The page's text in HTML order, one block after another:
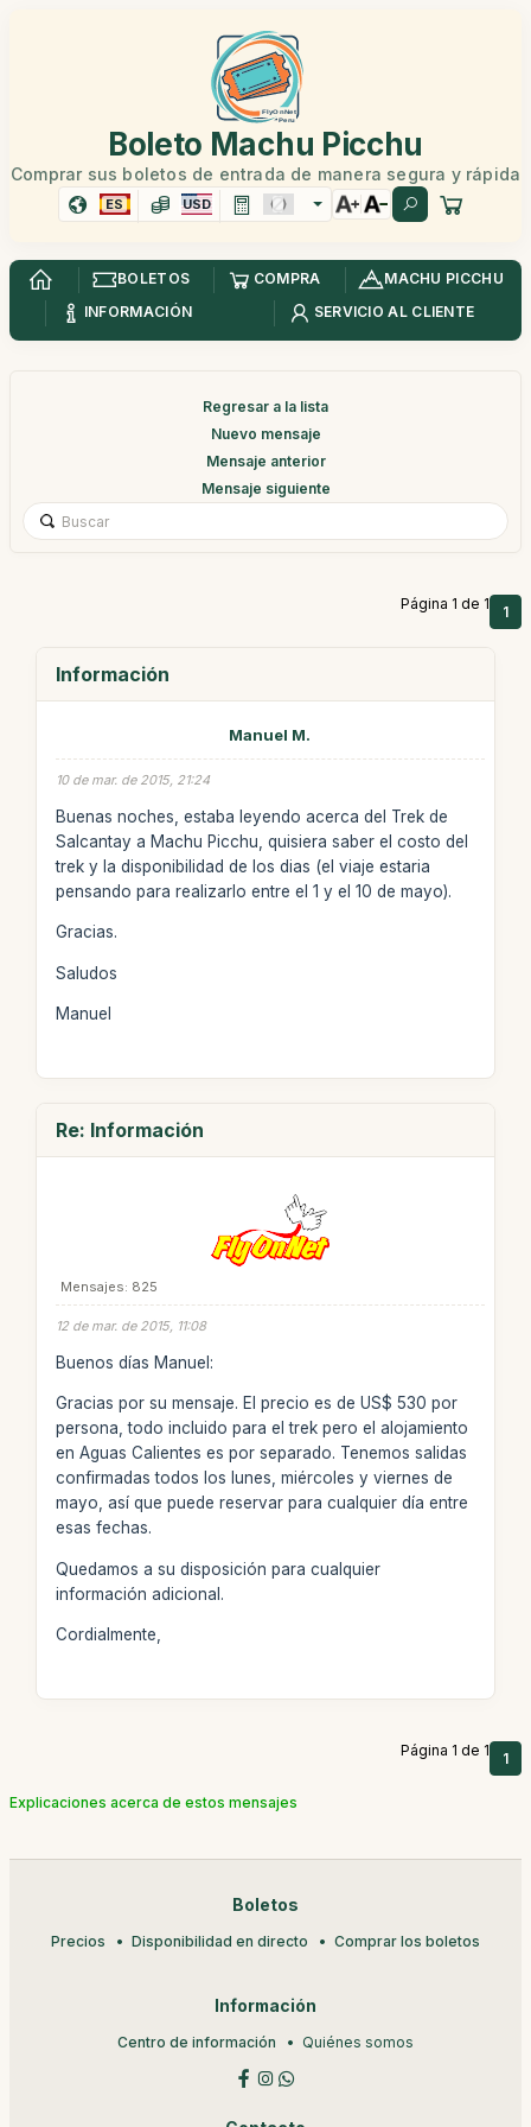
Boleto Machu Picchu
Comprar sus boletos de entrada de manera segura y rápida
ES USD
BOLETOS COMPRA
MACHU PICCHU
INFORMACIÓN
SERVICIO AL CLIENTE
Regresar a la lista
Nuevo mensaje
Mensaje anterior
Mensaje siguiente
Página 1 de 1 1
Información
Manuel M.
10 de mar. de 2015, 21:24
Buenas noches, estaba leyendo acerca del Trek de
Salcantay a Machu Picchu, quisiera saber el costo del
trek y la disponibilidad de los dias (el viaje estaria
pensando para realizarlo entre el 1 y el 10 de mayo).
Gracias.
Saludos
Manuel
Re: Información
Mensajes: 825
12 de mar. de 2015, 11:08
Buenos días Manuel:
Gracias por su mensaje. El precio es de US$ 530 por
persona, todo incluido para el trek pero el alojamiento
en Aguas Calientes es por separado. Tenemos salidas
confirmadas todos los lunes, miércoles y viernes de
mayo, así que puede reservar para cualquier día entre
esas fechas.
Quedamos a su disposición para cualquier
información adicional.
Cordialmente,
Página 1 de 1 1
Explicaciones acerca de estos mensajes
Boletos
Precios Disponibilidad en directo Comprar los boletos
Información
Centro de información Quiénes somos